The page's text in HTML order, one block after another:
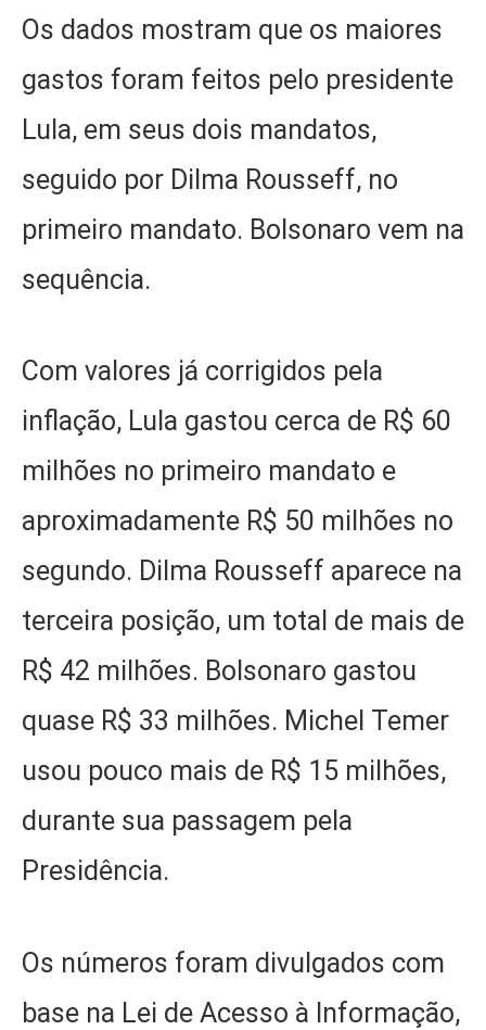
Os dados mostram que os maiores
gastos foram feitos pelo presidente
Lula, em seus dois mandatos,
seguido por Dilma Rousseff, no
primeiro mandato. Bolsonaro vem na
sequência.
Com valores já corrigidos pela
inflação, Lula gastou cerca de R$ 60
milhões no primeiro mandato e
aproximadamente R$ 50 milhões no
segundo. Dilma Rousseff aparece na
terceira posição, um total de mais de
R$ 42 milhões. Bolsonaro gastou
quase R$ 33 milhões. Michel Temer
usou pouco mais de R$ 15 milhões,
durante sua passagem pela
Presidência.
Os números foram divulgados com
base na Lei de Acesso à Informação,